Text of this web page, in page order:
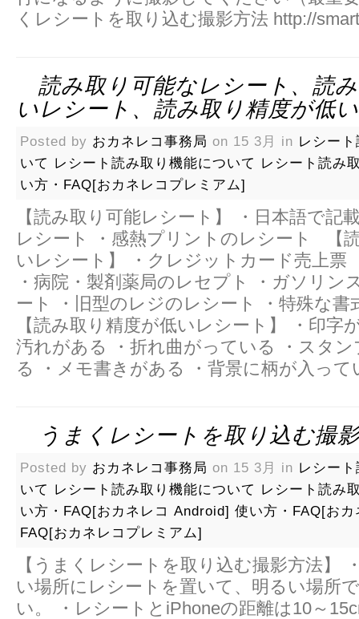
くレシートを取り込む撮影方法 http://
読み取り可能なレシート、読
いレシート、読み取り精度が低
Posted by おカネレコ事務局 on 15 3月 in レシー
いて レシート読み取り機能について レシート読み
い方・FAQ[おカネレコプレミアム]
【読み取り可能レシート】 ・日本語で記
レシート ・感熱プリントのレシート 【
いレシート】 ・クレジットカード売上票
・病院・製剤薬局のレセプト ・ガソリン
ート ・旧型のレジのレシート ・特殊な
【読み取り精度が低いレシート】 ・印字
汚れがある ・折れ曲がっている ・スタ
る ・メモ書きがある ・背景に柄が入って
うまくレシートを取り込む撮
Posted by おカネレコ事務局 on 15 3月 in レシー
いて レシート読み取り機能について レシート読み
い方・FAQ[おカネレコ Android] 使い方・FAQ[お
FAQ[おカネレコプレミアム]
【うまくレシートを取り込む撮影方法】
い場所にレシートを置いて、明るい場所
い。 ・レシートとiPhoneの距離は10～